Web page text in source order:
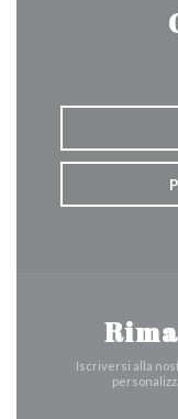
Iscriversi alla